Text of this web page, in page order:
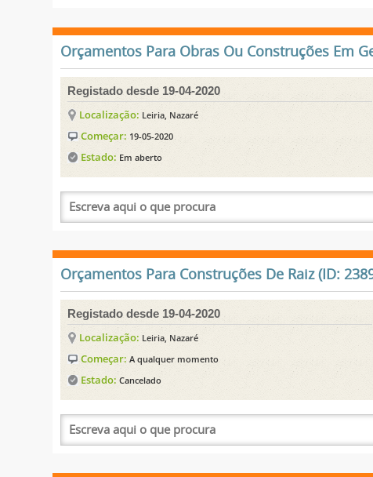
Orçamentos Para Obras Ou Construções Em
Registado desde 19-04-2020
Localização: Leiria, Nazaré
Começar: 19-05-2020
Estado: Em aberto
Orçamentos Para Construções De Raiz (ID:
Registado desde 19-04-2020
Localização: Leiria, Nazaré
Começar:A qualquer momento
Estado:Cancelado